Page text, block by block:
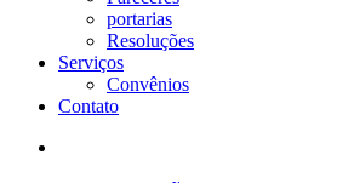
portarias
Resoluções
Serviços
Convênios
Contato